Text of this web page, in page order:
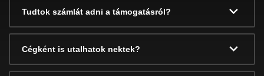
Tudtok számlát adni a támogatásról?
Cégként is utalhatok nektek?